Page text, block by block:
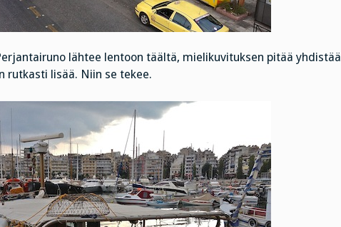
lähtee lentoon täältä, mielikuvituksen pitää yhdistää
rutkasti lisää. Niin se tekee.